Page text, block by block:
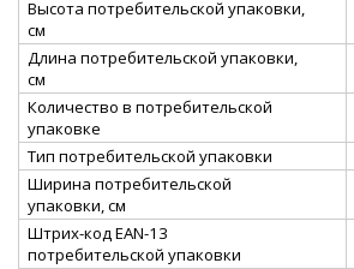
Высота потребительской упаковки,
см
Длина потребительской упаковки,
см
Количество в потребительской
упаковке
Тип потребительской упаковки
Ширина потребительской
упаковки, см
Штрих-код EAN-13
потребительской упаковки